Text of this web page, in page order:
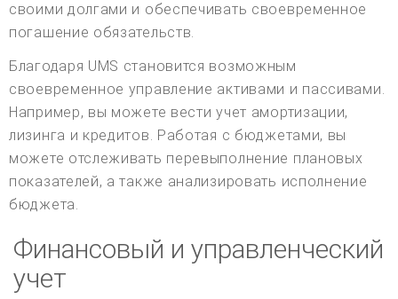
своими долгами и обеспечивать своевременное
погашение обязательств.
Благодаря UMS становится возможным
своевременное управление активами и пассивами.
Например, вы можете вести учет амортизации,
лизинга и кредитов. Работая с бюджетами, вы
можете отслеживать перевыполнение плановых
показателей, а также анализировать исполнение
бюджета.
Финансовый и управленческий
учет